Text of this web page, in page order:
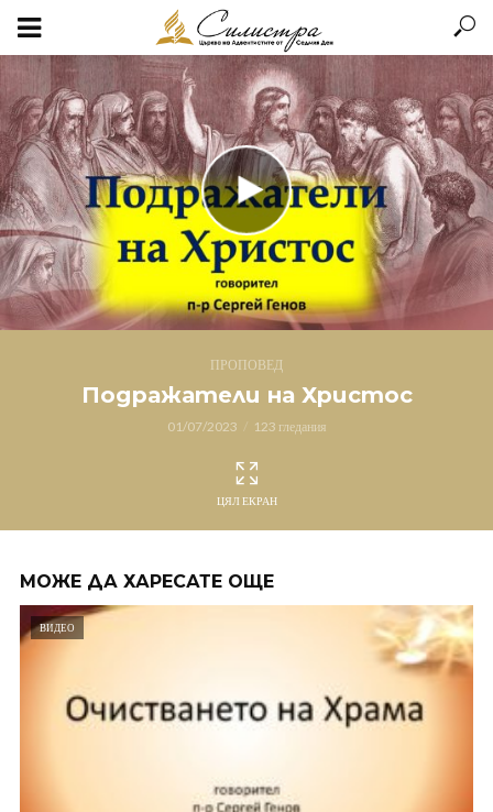
ПРОПОВЕД
Подражатели на Христос
01/07/2023 123 гледания
ЦЯЛ ЕКРАН
МОЖЕ ДА ХАРЕСАТЕ ОЩЕ
ВИДЕО